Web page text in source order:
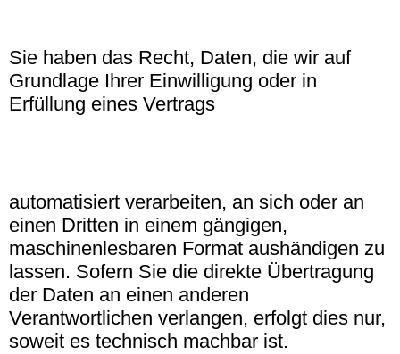
Sie haben das Recht, Daten, die wir auf
Grundlage Ihrer Einwilligung oder in
Erfüllung eines Vertrags
automatisiert verarbeiten, an sich oder an
einen Dritten in einem gängigen,
maschinenlesbaren Format aushändigen zu
lassen. Sofern Sie die direkte Übertragung
der Daten an einen anderen
Verantwortlichen verlangen, erfolgt dies nur,
soweit es technisch machbar ist.